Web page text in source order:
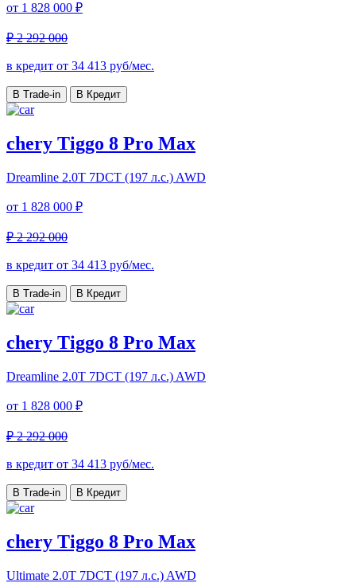
от 1 828 000 ₽
₽ 2 292 000
в кредит от 34 413 руб/мес.
В Trade-in В Кредит
chery Tiggo 8 Pro Max
Dreamline 2.0T 7DCT (197 л.с.) AWD
от 1 828 000 ₽
₽ 2 292 000
в кредит от 34 413 руб/мес.
В Trade-in В Кредит
chery Tiggo 8 Pro Max
Dreamline 2.0T 7DCT (197 л.с.) AWD
от 1 828 000 ₽
₽ 2 292 000
в кредит от 34 413 руб/мес.
В Trade-in В Кредит
chery Tiggo 8 Pro Max
Ultimate 2.0T 7DCT (197 л.с.) AWD